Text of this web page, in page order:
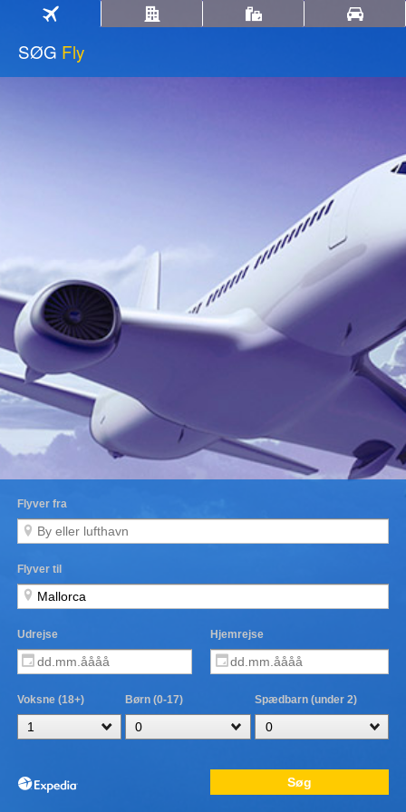
SØG Fly
Flyver fra
Flyver til
Udrejse Hjemrejse
Voksne (18+) Børn (0-17) Spædbarn (under 2)
Søg